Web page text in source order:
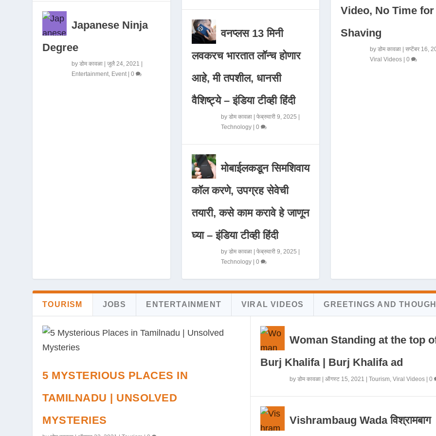
Japanese Ninja
Degree
byडोम कावळा |जुलै 24, 2021
Entertainment, Event|0
वनप्लस 13 मिनी
लवकरच भारतात लॉन्च होणार
आहे, मी तपशील, धानसी
वैशिष्ट्ये – इंडिया टीव्ही हिंदी
by डोम कावळा| फेब्रुवारी 9, 2025 |
Technology| 0
मोबाईलकडून सिमशिवाय
कॉल करणे, उपग्रह सेवेची
तयारी, कसे काम करावे हे जाणून
घ्या – इंडिया टीव्ही हिंदी
by डोम कावळा| फेब्रुवारी 9, 2025 |
Technology| 0
Video, No Time for
Shaving
by डोम कावळा| सप्टेंबर 16,
Viral Videos| 0
TOURISM JOBS ENTERTAINMENT VIRAL VIDEOS GREETINGS AND
5 MYSTERIOUS PLACES IN
TAMILNADU | UNSOLVED
MYSTERIES
Woman Standing at the top
Burj Khalifa | Burj Khalifa ad
by डोम कावळा| ऑगस्ट 15, 2021 | Tourism, Viral Videos| 0
Vishrambaug Wada विश्रामबाग